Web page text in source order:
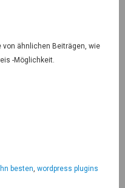
von ähnlichen Beiträgen, wie
-Möglichkeit.
besten, wordpress plugins